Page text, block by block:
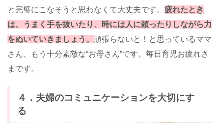
と完璧にこなそうと思わなくて大丈夫です。 疲れたとき
は、うまく手を抜いたり、時には人に頼ったりしながら力
をぬいていきましょう。 頑張らないと！と思っているママ
さん、もう十分素敵な“お母さん”です。毎日育児お疲れさ
まです。
４．夫婦のコミュニケーションを大切にす
る